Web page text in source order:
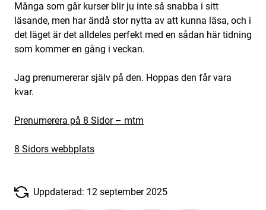
Många som går kurser blir ju inte så snabba i sitt
läsande, men har ändå stor nytta av att kunna läsa, och i
det läget är det alldeles perfekt med en sådan här tidning
som kommer en gång i veckan.
Jag prenumererar själv på den. Hoppas den får vara
kvar.
Prenumerera på 8 Sidor – mtm
8 Sidors webbplats
Uppdaterad: 12 september 2025